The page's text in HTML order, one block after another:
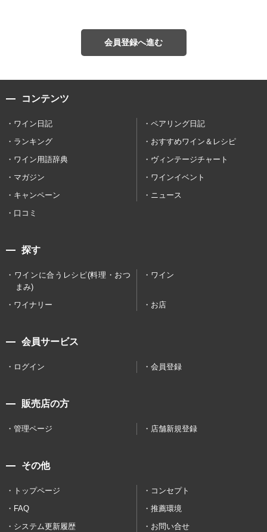
会員登録へ進む
コンテンツ
ワイン日記
ペアリング日記
ランキング
おすすめワイン＆レシピ
ワイン用語辞典
ヴィンテージチャート
マガジン
ワインイベント
キャンペーン
ニュース
口コミ
探す
ワインに合うレシピ(料理・おつ
まみ)
ワイン
ワイナリー お店
会員サービス
ログイン 会員登録
販売店の方
管理ページ 店舗新規登録
その他
トップページ
コンセプト
FAQ
推薦環境
システム更新履歴
お問い合せ